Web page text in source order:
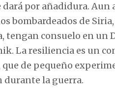
por añadidura. Aun
bombardeados de
tengan consuelo en un
La resiliencia es un
de pequeño
durante la guerra.